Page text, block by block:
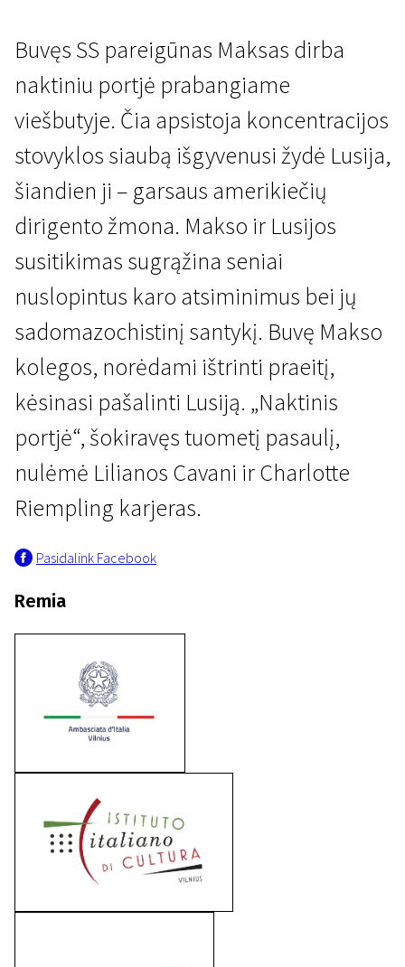
Iš arčiau
Naktinis portjė
1 val. 58 min. | Drama, Psichologinis | N-16
Buvęs SS pareigūnas Maksas dirba
naktiniu portjė prabangiame
viešbutyje. Čia apsistoja koncentracijos
stovyklos siaubą išgyvenusi žydė Lusija,
šiandien ji – garsaus amerikiečių
dirigento žmona. Makso ir Lusijos
susitikimas sugrąžina seniai
nuslopintus karo atsiminimus bei jų
sadomazochistinį santykį. Buvę Makso
kolegos, norėdami ištrinti praeitį,
kėsinasi pašalinti Lusiją. „Naktinis
portjė“, šokiravęs tuometį pasaulį,
nulėmė Lilianos Cavani ir Charlotte
Riempling karjeras.
Pasidalink Facebook
Remia